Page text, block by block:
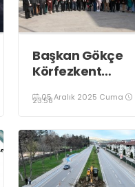
Başkan Gökçe
Körfezkent
Oldu
05 Aralık 2025 Cuma
23:58